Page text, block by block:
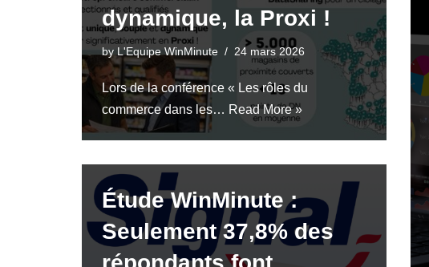
dynamique, la Proxi !
by L'Equipe WinMinute 24 mars 2026
Lors de la conférence « Les rôles du
commerce dans les… Read More »
Étude WinMinute :
Seulement 37,8% des